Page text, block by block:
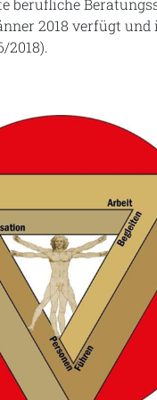
2018 verfügt
2018).